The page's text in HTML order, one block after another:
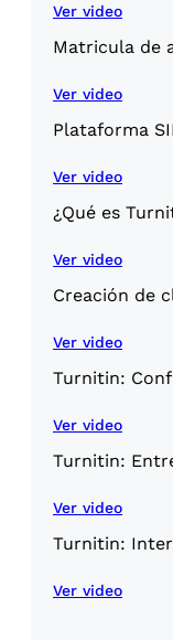
Ver video
Matricula de
Ver video
Plataforma
Ver video
¿Qué es
Ver video
Creación de
Ver video
Turnitin:
Ver video
Turnitin:
Ver video
Turnitin:
Ver video